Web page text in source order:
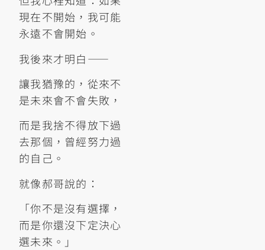
現在不開始，我可能
永遠不會開始。
我後來才明白——
讓我猶豫的，從來不
是未來會不會失敗，
而是我捨不得放下過
去那個，曾經努力過
的自己。
就像郝哥說的：
「你不是沒有選擇，
而是你還沒下定決心
選未來。」